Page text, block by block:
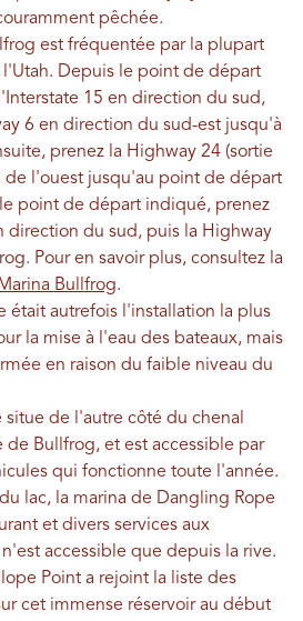
pêchée.
est fréquentée par la plupart
Depuis le point de départ
15 en direction du sud,
6 en direction du sud-est jusqu'à
prenez la Highway 24 (sortie
de l'ouest jusqu'au point de départ
point de départ indiqué, prenez
direction du sud, puis la Highway
Pour en savoir plus, consultez la
Marina Bullfrog.
était autrefois l'installation la plus
la mise à l'eau des bateaux, mais
en raison du faible niveau du
situe de l'autre côté du chenal
de Bullfrog, et est accessible par
qui fonctionne toute l'année.
lac, la marina de Dangling Rope
et divers services aux
accessible que depuis la rive.
Point a rejoint la liste des
cet immense réservoir au début